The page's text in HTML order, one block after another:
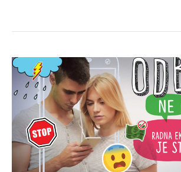
Kampanja
„Radna
eksploatacija
je
stvarna“